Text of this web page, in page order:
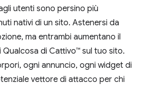
utenti sono persino più
nativi di un sito. Astenersi da
ma entrambi aumentano il
di Cattivo™ sul tuo sito.
ogni annuncio, ogni widget di
vettore di attacco per chi